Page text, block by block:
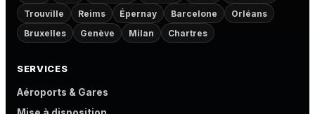
Trouville
Reims Épernay Barcelone
Orléans
Bruxelles
Genève Milan Chartres
SERVICES
Aéroports & Gares